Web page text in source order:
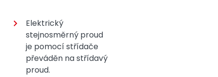
Elektrický
stejnosměrný proud
je pomocí střídače
převáděn na střídavý
proud.